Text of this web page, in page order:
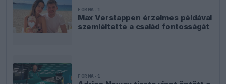
FORMA-1
Max Verstappen érzelmes példával
szemléltette a család fontosságát
FORMA-1